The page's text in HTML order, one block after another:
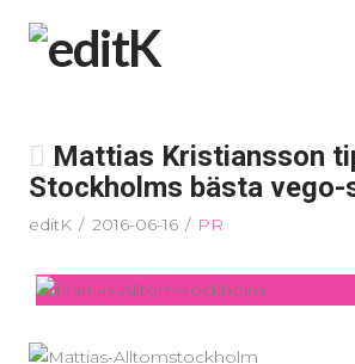
Mattias Kristiansson
Stockholms bästa vego-
editK 2016-06-16 PR